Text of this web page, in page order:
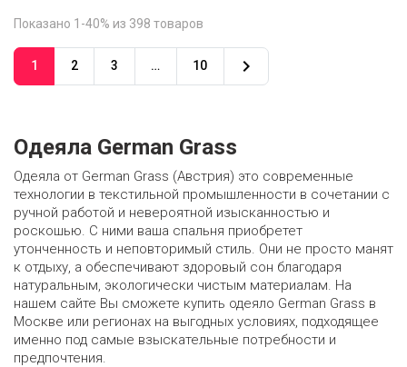
Показано 1-40% из 398 товаров
1 2 3 … 10 
Одеяла German Grass
Одеяла от German Grass (Австрия) это современные
технологии в текстильной промышленности в сочетании с
ручной работой и невероятной изысканностью и
роскошью. С ними ваша спальня приобретет
утонченность и неповторимый стиль. Они не просто манят
к отдыху, а обеспечивают здоровый сон благодаря
натуральным, экологически чистым материалам. На
нашем сайте Вы сможете купить одеяло German Grass в
Москве или регионах на выгодных условиях, подходящее
именно под самые взыскательные потребности и
предпочтения.